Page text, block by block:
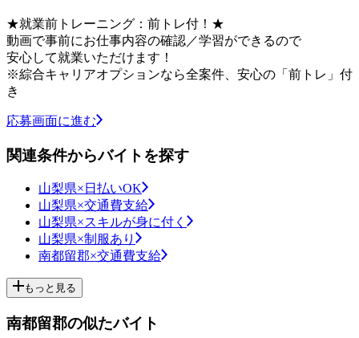
★就業前トレーニング：前トレ付！★
動画で事前にお仕事内容の確認／学習ができるので
安心して就業いただけます！
※綜合キャリアオプションなら全案件、安心の「前トレ」付
き
応募画面に進む
関連条件からバイトを探す
山梨県×日払いOK
山梨県×交通費支給
山梨県×スキルが身に付く
山梨県×制服あり
南都留郡×交通費支給
もっと見る
南都留郡の似たバイト